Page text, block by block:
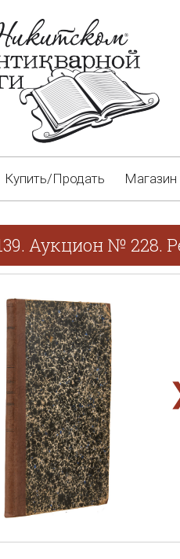
Купить/Продать Магазин
Аукцион № 228.